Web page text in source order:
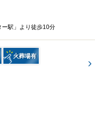
儀社と擦り合わせること
合せください。
込）
ー駅」より徒歩10分
火葬場有